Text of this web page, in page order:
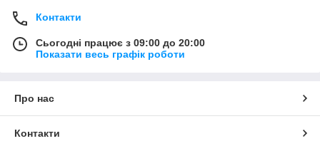
Контакти
Сьогодні працює з 09:00 до 20:00
Показати весь графік роботи
Про нас
Контакти